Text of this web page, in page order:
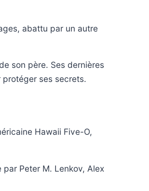
abattu par un autre
son père. Ses dernières
protéger ses secrets.
Hawaii Five-O,
Peter M. Lenkov, Alex